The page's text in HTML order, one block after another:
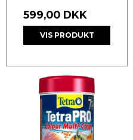
599,00 DKK
VIS PRODUKT